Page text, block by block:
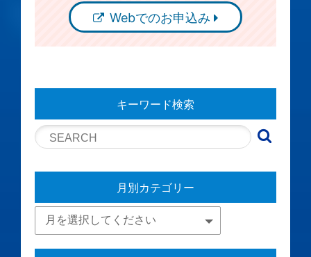
Webでのお申込み
キーワード検索
月別カテゴリー